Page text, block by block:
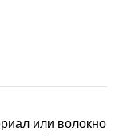
или волокно